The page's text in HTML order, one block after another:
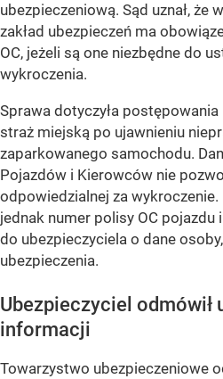
ubezpieczeniową. Sąd uznał, że
zakład ubezpieczeń ma
OC, jeżeli są one niezbędne do
wykroczenia.
Sprawa dotyczyła
straż miejską po ujawnieniu
zaparkowanego samochodu.
Pojazdów i Kierowców nie
odpowiedzialnej za
jednak numer polisy OC pojazdu
do ubezpieczyciela o dane
ubezpieczenia.
Ubezpieczyciel odmówił
informacji
Towarzystwo ubezpieczeniowe